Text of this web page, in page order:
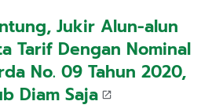
Jukir Alun-alun
Tarif Dengan Nominal
No. 09 Tahun 2020,
Diam Saja